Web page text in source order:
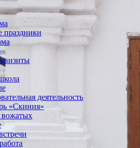
праздники
деятельность
«Скиния»